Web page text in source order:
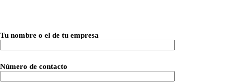
Tu nombre o el de tu empresa
Número de contacto